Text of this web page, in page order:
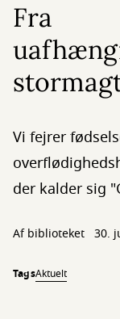
Fra
Vi fejrer
der kalder sig
Af biblioteket 30.
TagsAktuelt